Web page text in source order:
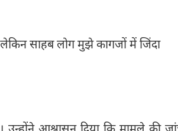
लेकिन साहब लोग मुझे कागजों में जिंदा